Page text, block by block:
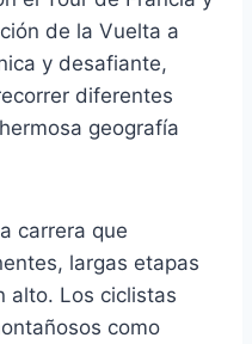
de la Vuelta a
y desafiante,
diferentes
geografía
carrera que
largas etapas
alto. Los ciclistas
como